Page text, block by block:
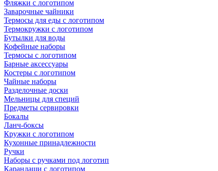
Фляжки с логотипом
Заварочные чайники
Термосы для еды с логотипом
Термокружки с логотипом
Бутылки для воды
Кофейные наборы
Термосы с логотипом
Барные аксессуары
Костеры с логотипом
Чайные наборы
Разделочные доски
Мельницы для специй
Предметы сервировки
Бокалы
Ланч-боксы
Кружки с логотипом
Кухонные принадлежности
Ручки
Наборы с ручками под логотип
Карандаши с логотипом